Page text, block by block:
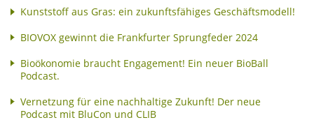
Kunststoff aus Gras: ein zukunftsfähiges Geschäftsmodell!
BIOVOX gewinnt die Frankfurter Sprungfeder 2024
Bioökonomie braucht Engagement! Ein neuer BioBall
Podcast.
Vernetzung für eine nachhaltige Zukunft! Der neue
Podcast mit BluCon und CLIB